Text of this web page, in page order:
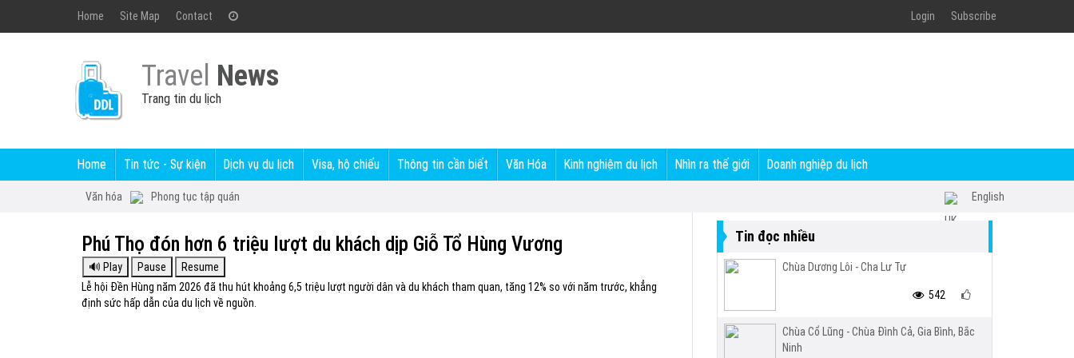
Home Site Map Contact Login Subscribe
Travel News
Trang tin du lịch
Home Tin tức - Sự kiện Dịch vụ du lịch Visa, hộ chiếu Thông tin cần biết Văn Hóa Kinh nghiệm du lịch Nhìn ra thế giới Doanh nghiệp du lịch
Văn hóa Phong tục tập quán English
Phú Thọ đón hơn 6 triệu lượt du khách dịp Giỗ Tổ Hùng Vương
Lễ hội Đền Hùng năm 2026 đã thu hút khoảng 6,5 triệu lượt người dân và du khách tham quan, tăng 12% so với năm trước, khẳng
định sức hấp dẫn của du lịch về nguồn.
Tin đọc nhiều
Chùa Dương Lôi - Cha Lư Tự
542
Chùa Cổ Lũng - Chùa Đình Cả, Gia Bình, Bắc
Ninh